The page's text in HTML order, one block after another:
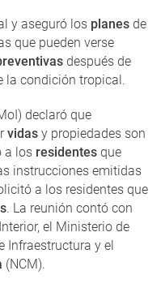
y aseguró los planes de
que pueden verse
después de
la condición tropical.
declaró que
vidas y propiedades son
a los residentes que
instrucciones emitidas
a los residentes que
. La reunión contó con
el Ministerio de
Infraestructura y el
(NCM).